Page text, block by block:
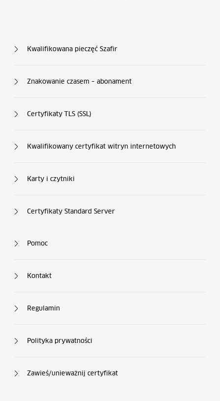
Kwalifikowana pieczęć Szafir
Znakowanie czasem – abonament
Certyfikaty TLS (SSL)
Kwalifikowany certyfikat witryn internetowych
Karty i czytniki
Certyfikaty Standard Server
Pomoc
Kontakt
Regulamin
Polityka prywatności
Zawieś/unieważnij certyfikat